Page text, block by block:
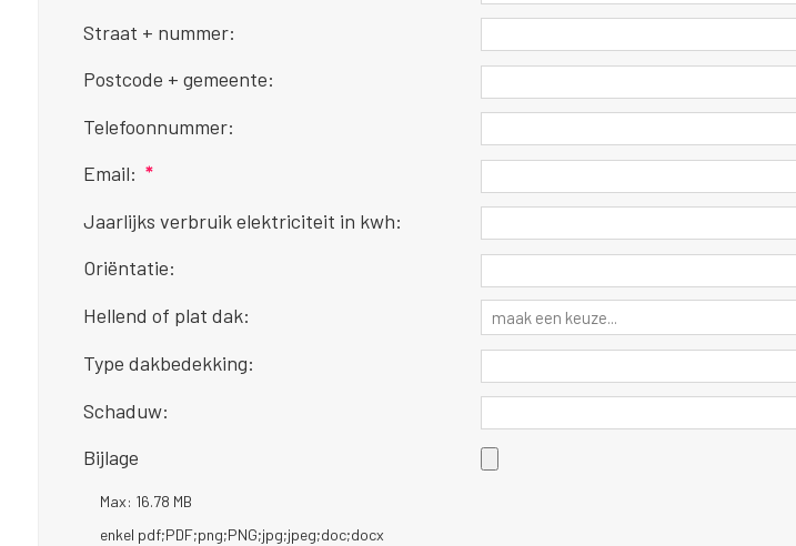
Straat + nummer:
Postcode + gemeente:
Telefoonnummer:
Email: *
Jaarlijks verbruik elektriciteit in kwh:
Oriëntatie:
Hellend of plat dak:
Type dakbedekking:
Schaduw:
Bijlage
Max: 16.78 MB
enkel pdf;PDF;png;PNG;jpg;jpeg;doc;docx